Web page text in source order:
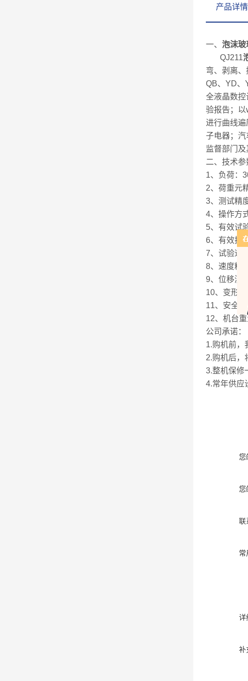
产品详情
一、 泡沫玻
QJ211
弯、剥离
QB、YD、
全液晶数
验报告；
进行曲线
子电器；
监督部门及
二、技术参
1、负荷：
2、荷重元
3、测试精
4、操作方
5、有效试
6、有效拉
7、试验速
8、速度精
9、位移测
10、变形测
11、安全
12、机台
公司承诺：
1.购机前，
2.购机后，
3.整机保修
4.常年供应
您
您
联
常
详
补